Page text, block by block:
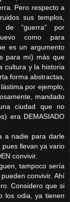
Pero respecto a
sus templos,
“guerra” por
como para
es un argumento
para mí) más que
cultura y la historia
forma abstractas,
por ejemplo,
mandado
ciudad que no
era DEMASIADO
a nadie para darle
llevan ya vario
convivir.
tampoco sería
convivir. Ahí
Considero que si
los odia, ya tienen